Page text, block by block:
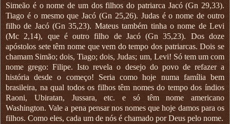
Simeão é o nome de um dos filhos do patriarca Jacó (Gn 29,33).
Tiago é o mesmo que Jacó (Gn 25,26). Judas é o nome de outro
filho de Jacó (Gn 35,23). Mateus também tinha o nome de Levi
(Mc 2,14), que é outro filho de Jacó (Gn 35,23). Dos doze
apóstolos sete têm nome que vem do tempo dos patriarcas. Dois se
chamam Simão; dois, Tiago; dois, Judas; um, Levi! Só tem um com
nome grego: Filipe. Isto revela o desejo do povo de refazer a
história desde o começo! Seria como hoje numa família bem
brasileira, na qual todos os filhos têm nomes do tempo dos índios
Raoni, Ubiratan, Jussara, etc. e só têm nome americano
Washington. Vale a pena pensar nos nomes que hoje damos para os
filhos. Como eles, cada um de nós é chamado por Deus pelo nome.